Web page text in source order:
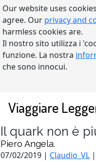
Our website uses
agree. Our privacy and
harmless cookies are.
Il nostro sito utilizza i
funzione. La nostra
che sono innocui.
Viaggiare
Il quark non è
Piero Angela.
07/02/2019 | Claudio_VL |